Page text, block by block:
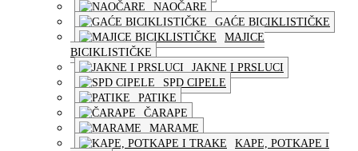
NAOČARE
GAĆE BICIKLISTIČKE
MAJICE
BICIKLISTIČKE
JAKNE I PRSLUCI
SPD CIPELE
PATIKE
ČARAPE
MARAME
KAPE, POTKAPE I